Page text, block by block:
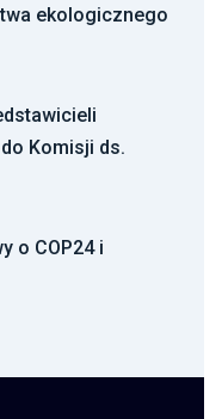
ekologicznego
Komisji ds.
o COP24 i